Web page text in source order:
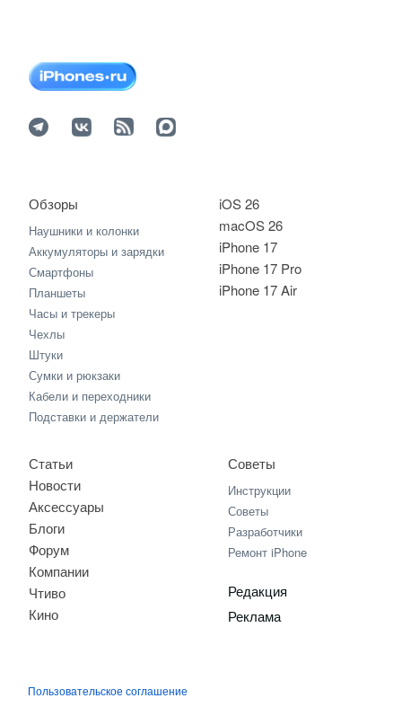
iOS 26
macOS 26
iPhone 17
iPhone 17 Pro
iPhone 17 Air
Обзоры
Наушники и колонки
Аккумуляторы и зарядки
Смартфоны
Планшеты
Часы и трекеры
Чехлы
Штуки
Сумки и рюкзаки
Кабели и переходники
Подставки и держатели
Статьи
Новости
Аксессуары
Блоги
Форум
Компании
Чтиво
Кино
Советы
Инструкции
Советы
Разработчики
Ремонт iPhone
Редакция
Реклама
Пользовательское соглашение